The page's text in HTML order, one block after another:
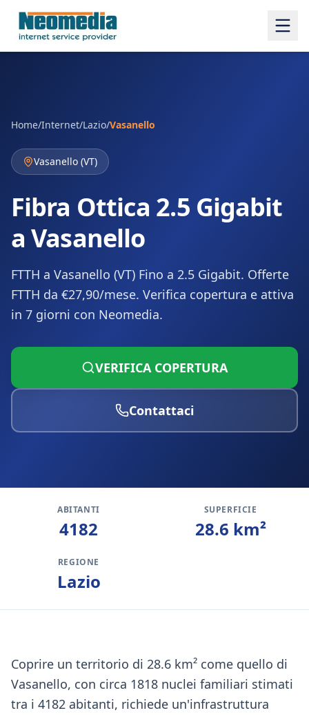
Home/Internet/Lazio/Vasanello
Vasanello (VT)
Fibra Ottica 2.5 Gigabit
a Vasanello
FTTH a Vasanello (VT) Fino a 2.5 Gigabit. Offerte
FTTH da €27,90/mese. Verifica copertura e attiva
in 7 giorni con Neomedia.
VERIFICA COPERTURA
Contattaci
ABITANTI
4182
SUPERFICIE
28.6 km²
REGIONE
Lazio
Coprire un territorio di 28.6 km² come quello di
Vasanello, con circa 1818 nuclei familiari stimati
tra i 4182 abitanti, richiede un'infrastruttura